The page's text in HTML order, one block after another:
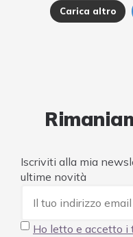
Carica altro
Iscriviti alla mia
ultime novità
Ho letto e accetto i